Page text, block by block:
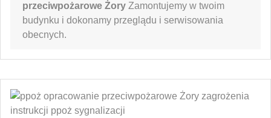
przeciwpożarowe Żory Zamontujemy w twoim
budynku i dokonamy przeglądu i serwisowania
obecnych.